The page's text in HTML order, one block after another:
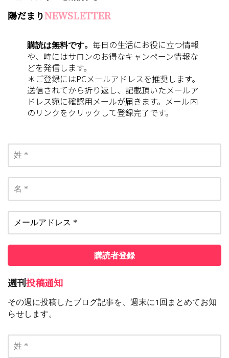
陽だまりNEWSLETTER
購読は無料です。 毎日の生活にお役に立つ情報
や、時にはサロンのお得なキャンペーン情報な
どを発信します。
＊ご登録にはPCメールアドレスを推奨します。
送信されてから折り返し、記載頂いたメールア
ドレス宛に確認用メールが届きます。メール内
のリンクをクリックして登録完了です。
週刊投稿通知
その週に投稿したブログ記事を、週末に1回まとめてお知
らせします。